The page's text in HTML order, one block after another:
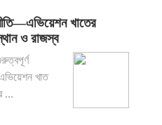
খাতের
ও রাজস্ব
খাত
...